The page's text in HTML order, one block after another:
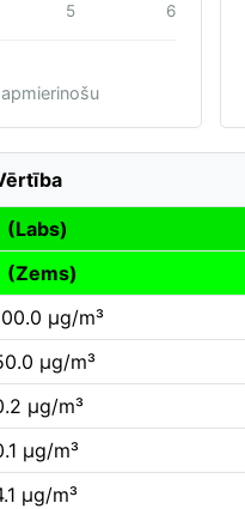
5 6
(Labs)
(Zems)
µg/m³
µg/m³
µg/m³
µg/m³
µg/m³